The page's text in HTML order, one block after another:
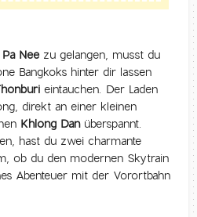
Neezu gelangen, musst du
Bangkoks hinter dir lassen
eintauchen. Der Laden
direkt an einer kleinen
Khlong Danüberspannt.
hast du zwei charmante
ob du den modernen Skytrain
Abenteuer mit der Vorortbahn